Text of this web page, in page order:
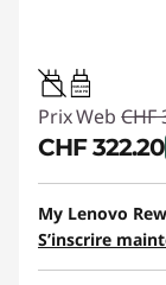
20W-60W
USB PD
Prix Web CHF
CHF 322.20
Bons de
Code de
My Lenovo
S’inscrire